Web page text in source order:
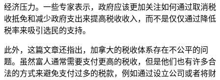
经济压力。一些专家表示，政府应该更加关注如何通过取消税
收抵免和减少政府支出来提高税收收入，而不是仅仅通过降低
税率来吸引选民的支持。
此外，这篇文章还指出，加拿大的税收体系存在不公平的问
题。虽然富人通常需要支付更高的税收，但是他们也有许多合
法的方式来避免支付过多的税款，例如通过设立公司或者将财